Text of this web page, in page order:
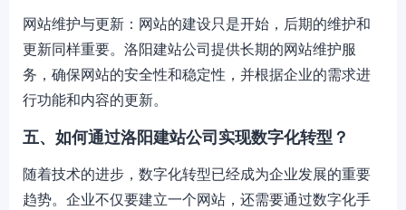
网站维护与更新：网站的建设只是开始，后期的维护和
更新同样重要。洛阳建站公司提供长期的网站维护服
务，确保网站的安全性和稳定性，并根据企业的需求进
行功能和内容的更新。
五、如何通过洛阳建站公司实现数字化转型？
随着技术的进步，数字化转型已经成为企业发展的重要
趋势。企业不仅要建立一个网站，还需要通过数字化手